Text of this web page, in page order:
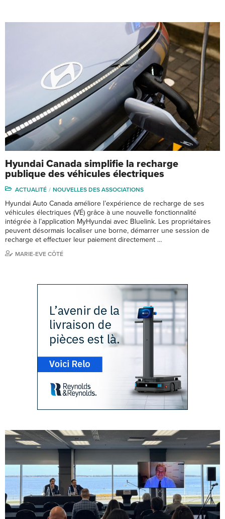
Hyundai Canada simplifie la recharge
publique des véhicules électriques
ACTUALITÉ NOUVELLES DES ASSOCIATIONS
Hyundai Auto Canada améliore l’expérience de recharge de ses
véhicules électriques (VÉ) grâce à une nouvelle fonctionnalité
intégrée à l’application MyHyundai avec Bluelink. Les propriétaires
peuvent désormais localiser une borne, démarrer une session de
recharge et effectuer leur paiement directement …
MARIE-EVE CÔTÉ